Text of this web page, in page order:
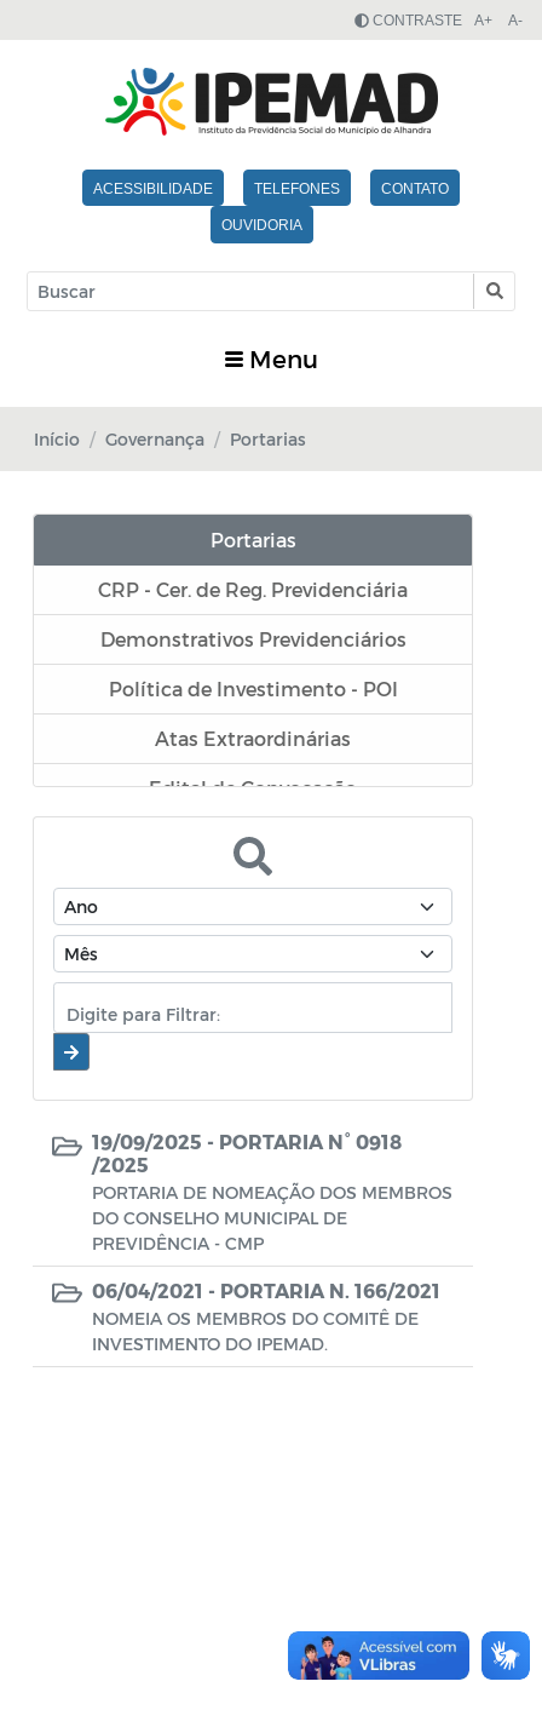
ACESSIBILIDADE TELEFONES CONTATO
OUVIDORIA
CONTRASTE A+ A-
Menu
Início Governança Portarias
Portarias
CRP - Cer. de Reg. Previdenciária
Demonstrativos Previdenciários
Política de Investimento - POI
Atas Extraordinárias
Edital de Convocação
APR - Autorização de Aplicação e
Resgate
Previdência - CMP
Atas do Comitê de Investimentos - COI
Relatório Trimestral de Investimento
Relatório Mensal de Investimentos
Relatório Semestral de Investimentos
RELATÓRIO DE EXECUÇÃO DA POLÍTICA
DE INVESTIMENTOS
19/09/2025 - PORTARIA N° 0918
/2025
PORTARIA DE NOMEAÇÃO DOS MEMBROS
DO CONSELHO MUNICIPAL DE
PREVIDÊNCIA - CMP
06/04/2021 - PORTARIA N. 166/2021
NOMEIA OS MEMBROS DO COMITÊ DE
INVESTIMENTO DO IPEMAD.